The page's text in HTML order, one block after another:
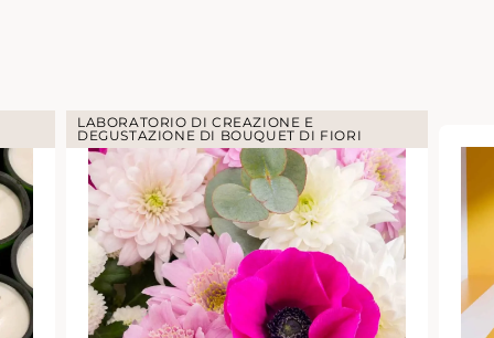
LABORATORIO DI CREAZIONE E
DEGUSTAZIONE DI BOUQUET DI FIORI